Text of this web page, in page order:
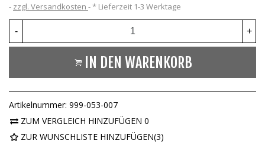
zzgl. Versandkosten * Lieferzeit 1-3 Werktage
- +
IN DEN WARENKORB
Artikelnummer: 999-053-007
ZUM VERGLEICH HINZUFÜGEN 0
ZUR WUNSCHLISTE HINZUFÜGEN(3)